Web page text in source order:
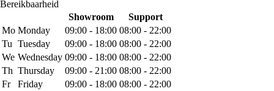
Bereikbaarheid
Showroom
Support
Mo Monday 09:00 - 18:00 08:00 - 22:00
Tu Tuesday 09:00 - 18:00 08:00 - 22:00
We Wednesday 09:00 - 18:00 08:00 - 22:00
Th Thursday 09:00 - 21:00 08:00 - 22:00
Fr
Friday 09:00 - 18:00 08:00 - 22:00